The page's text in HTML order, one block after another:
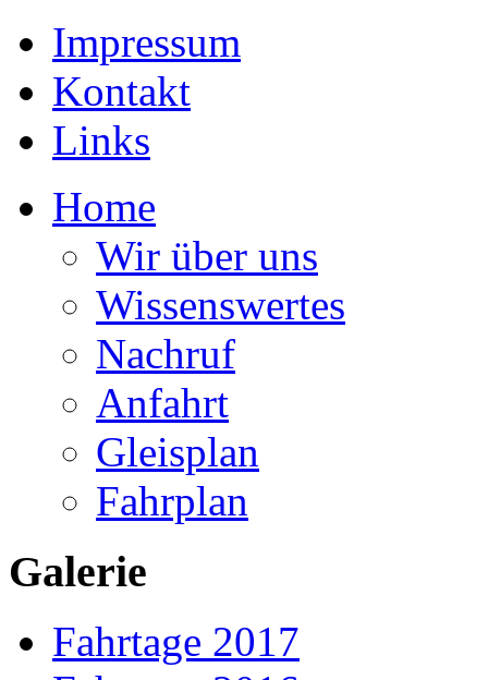
Impressum
Kontakt
Links
Home
Wir über uns
Wissenswertes
Nachruf
Anfahrt
Gleisplan
Fahrplan
Galerie
Fahrtage 2017